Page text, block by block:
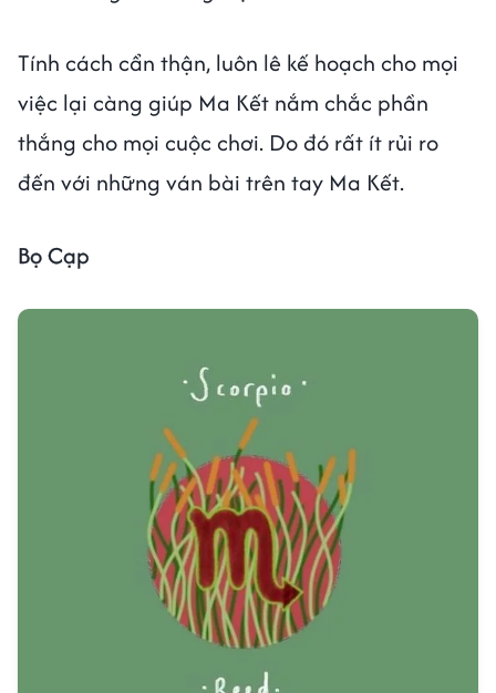
Tính cách cẩn thận, luôn lê kế hoạch cho mọi
việc lại càng giúp Ma Kết nắm chắc phần
thắng cho mọi cuộc chơi. Do đó rất ít rủi ro
đến với những ván bài trên tay Ma Kết.
Bọ Cạp